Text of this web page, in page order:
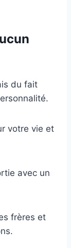
du fait
votre vie et
avec un
frères et